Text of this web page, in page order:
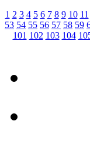
1 2 3 4 5 6 7 8 9 10 11
53 54 55 56 57 58 59
101 102 103 104